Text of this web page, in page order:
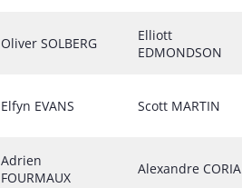
Oliver SOLBERG
Elliott
EDMONDSON
Elfyn EVANS Scott MARTIN
Adrien
FOURMAUX
Alexandre CORIA